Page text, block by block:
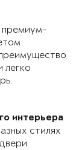
премиум-
легко
интерьера
стилях